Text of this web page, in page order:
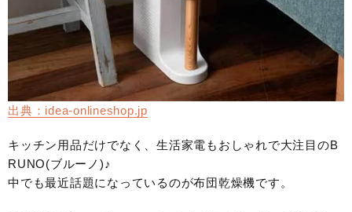
出典：idea-onlineshop.jp
キッチン用品だけでなく、生活家電もおしゃれで大注目のB
RUNO(ブルーノ)♪
中でも最近話題になっているのが布団乾燥機です。